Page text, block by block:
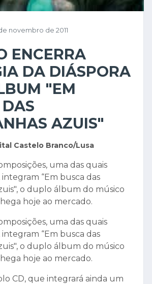
novembro de 2011
ENCERRA
DA DIÁSPORA
"EM
AZUIS"
Castelo Branco/Lusa
uma das quais
“Em busca das
o duplo álbum do músico
hoje ao mercado.
uma das quais
“Em busca das
o duplo álbum do músico
hoje ao mercado.
CD, que integrará ainda um